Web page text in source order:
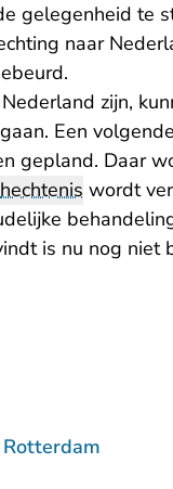
gelegenheid te
naar
zijn,
Een
gepland. Daar
hechtenis wordt
is nu nog niet